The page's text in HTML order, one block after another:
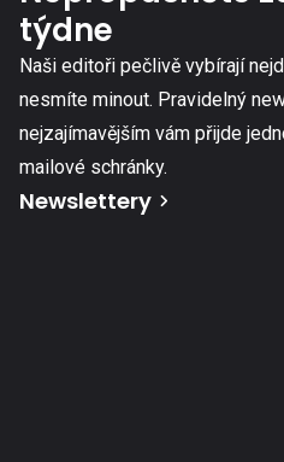
týdne
Naši editoři pečlivě vybírají
nesmíte minout. Pravidelný
nejzajímavějším vám přijde
mailové schránky.
Newslettery